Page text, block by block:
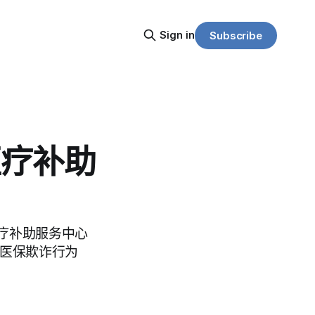
Sign in Subscribe
补助
补助服务中心
保欺诈行为